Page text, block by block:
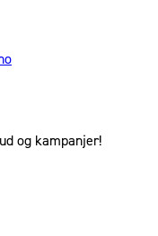
og kampanjer!